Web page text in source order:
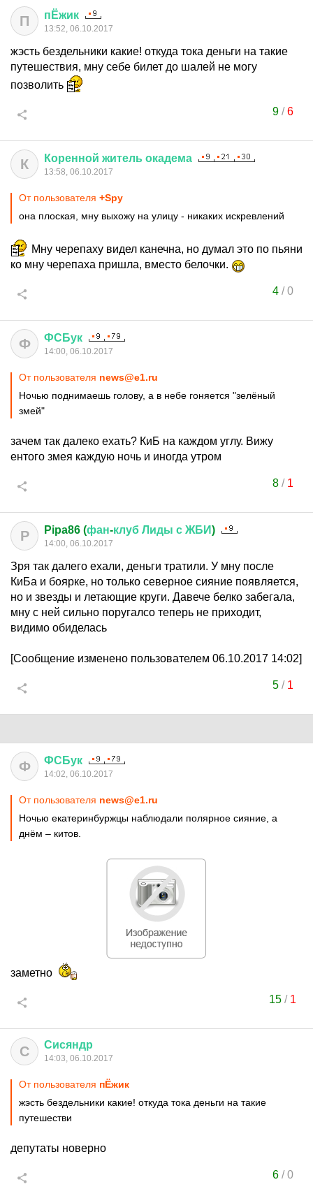
П пЁжик
13:52, 06.10.2017
жэсть бездельники какие! откуда тока деньги на такие
путешествия, мну себе билет до шалей не могу
позволить
9/6
К Коренной житель окадема
13:58, 06.10.2017
От пользователя +Spy
она плоская, мну выхожу на улицу - никаких искревлений
Мну черепаху видел канечна, но думал это по пьяни
ко мну черепаха пришла, вместо белочки.
4/0
Ф ФСБук
14:00, 06.10.2017
От пользователя news@e1.ru
Ночью поднимаешь голову, а в небе гоняется "зелёный
змей"
зачем так далеко ехать? КиБ на каждом углу. Вижу
ентого змея каждую ночь и иногда утром
8/ 1
P Pipa86 (фан-клуб Лиды с ЖБИ)
14:00, 06.10.2017
Зря так далего ехали, деньги тратили. У мну после
КиБа и боярке, но только северное сияние появляется,
но и звезды и летающие круги. Давече белко забегала,
мну с ней сильно поругалсо теперь не приходит,
видимо обиделась
[Сообщение изменено пользователем 06.10.2017 14:02]
5/ 1
Ф ФСБук
14:02, 06.10.2017
От пользователя news@e1.ru
Ночью екатеринбуржцы наблюдали полярное сияние, а
днём – китов.
заметно
15 / 1
С Сисяндр
14:03, 06.10.2017
От пользователя пЁжик
жэсть бездельники какие! откуда тока деньги на такие
путешестви
депутаты новерно
6/0